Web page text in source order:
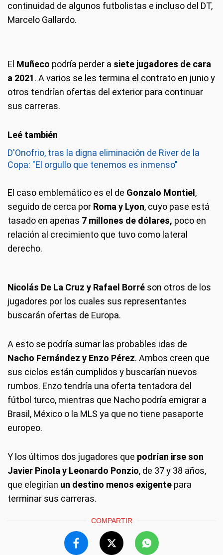
continuidad de algunos futbolistas e incluso del DT,
Marcelo Gallardo.
El Muñeco podría perder a siete jugadores de cara
a 2021. A varios se les termina el contrato en junio y
otros tendrían ofertas del exterior para continuar
sus carreras.
D'Onofrio, tras la digna eliminación de River de la
Copa: "El orgullo que tenemos es inmenso"
El caso emblemático es el de Gonzalo Montiel ,
seguido de cerca por Roma y Lyon, cuyo pase está
tasado en apenas 7 millones de dólares, poco en
relación al crecimiento que tuvo como lateral
derecho.
Nicolás De La Cruz y Rafael Borré son otros de los
jugadores por los cuales sus representantes
buscarán ofertas de Europa.
A esto se podría sumar las probables idas de
Nacho Fernández y Enzo Pérez. Ambos creen que
sus ciclos están cumplidos y buscarían nuevos
rumbos. Enzo tendría una oferta tentadora del
fútbol turco, mientras que Nacho podría emigrar a
Brasil, México o la MLS ya que no tiene pasaporte
europeo.
Y los últimos dos jugadores que podrían irse son
Javier Pinola y Leonardo Ponzio, de 37 y 38 años,
que elegirían un destino menos exigente para
terminar sus carreras.
COMPARTIR